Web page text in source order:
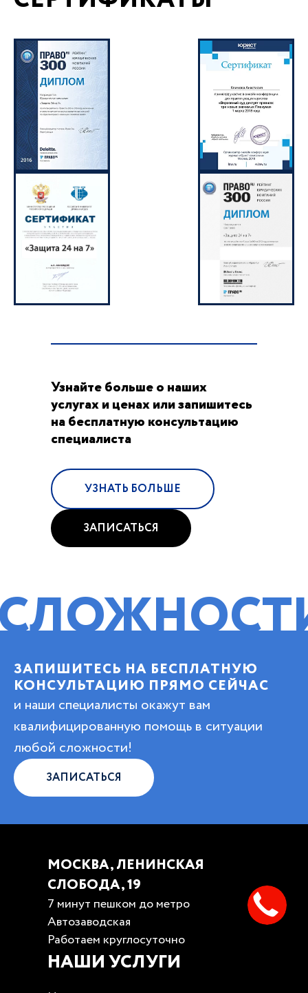
Узнайте больше о наших
услугах и ценах или запишитесь
на бесплатную консультацию
специалиста
УЗНАТЬ БОЛЬШЕ
ЗАПИСАТЬСЯ
ЗАПИШИТЕСЬ НА БЕСПЛАТНУЮ
КОНСУЛЬТАЦИЮ ПРЯМО СЕЙЧАС
и наши специалисты окажут вам
квалифицированную помощь в ситуации
любой сложности!
ЗАПИСАТЬСЯ
МОСКВА, ЛЕНИНСКАЯ
СЛОБОДА, 19
7 минут пешком до метро
Автозаводская
Работаем круглосуточно
НАШИ УСЛУГИ